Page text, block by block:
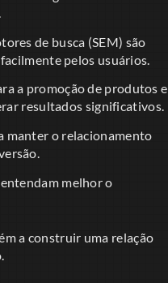
de busca (SEM) são
pelos usuários.
a promoção de produtos e
resultados significativos.
manter o relacionamento
melhor o
a construir uma relação